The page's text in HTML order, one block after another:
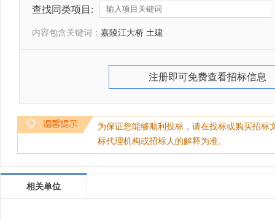
查找同类项目:
内容包含关键词： 嘉陵江大桥 土建
注册即可免费查看招标信息
为保证您能够顺利投标，请在投标或购买招
标代理机构或招标人的解释为准。
相关单位